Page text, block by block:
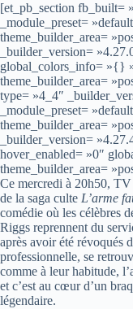
[et_pb_section fb_built=
_module_preset=
theme_builder_area=
_builder_version=
global_colors_info= »{}
theme_builder_area=
type= »4_4″
_module_preset=
theme_builder_area=
_builder_version=
hover_enabled= »0″
theme_builder_area=
Ce mercredi à 20h50,
de la saga culte L’arme
comédie où les célèbres
Riggs reprennent du
après avoir été révoqués
professionnelle, se
comme à leur habitude,
et c’est au cœur d’un
légendaire.